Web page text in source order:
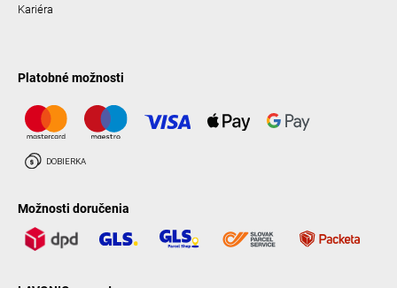
Kariéra
Platobné možnosti
Možnosti doručenia